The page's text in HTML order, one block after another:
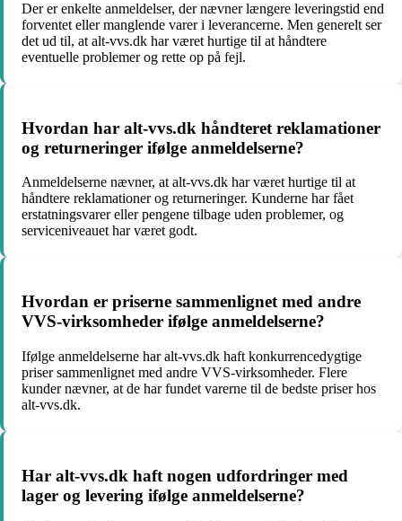
Der er enkelte anmeldelser, der nævner længere leveringstid end
forventet eller manglende varer i leverancerne. Men generelt ser
det ud til, at alt-vvs.dk har været hurtige til at håndtere
eventuelle problemer og rette op på fejl.
Hvordan har alt-vvs.dk håndteret reklamationer
og returneringer ifølge anmeldelserne?
Anmeldelserne nævner, at alt-vvs.dk har været hurtige til at
håndtere reklamationer og returneringer. Kunderne har fået
erstatningsvarer eller pengene tilbage uden problemer, og
serviceniveauet har været godt.
Hvordan er priserne sammenlignet med andre
VVS-virksomheder ifølge anmeldelserne?
Ifølge anmeldelserne har alt-vvs.dk haft konkurrencedygtige
priser sammenlignet med andre VVS-virksomheder. Flere
kunder nævner, at de har fundet varerne til de bedste priser hos
alt-vvs.dk.
Har alt-vvs.dk haft nogen udfordringer med
lager og levering ifølge anmeldelserne?